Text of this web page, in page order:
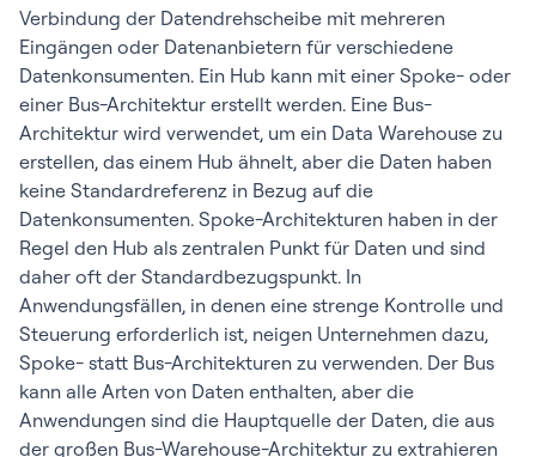
Verbindung der Datendrehscheibe mit mehreren
Eingängen oder Datenanbietern für verschiedene
Datenkonsumenten. Ein Hub kann mit einer Spoke- oder
einer Bus-Architektur erstellt werden. Eine Bus-
Architektur wird verwendet, um ein Data Warehouse zu
erstellen, das einem Hub ähnelt, aber die Daten haben
keine Standardreferenz in Bezug auf die
Datenkonsumenten. Spoke-Architekturen haben in der
Regel den Hub als zentralen Punkt für Daten und sind
daher oft der Standardbezugspunkt. In
Anwendungsfällen, in denen eine strenge Kontrolle und
Steuerung erforderlich ist, neigen Unternehmen dazu,
Spoke- statt Bus-Architekturen zu verwenden. Der Bus
kann alle Arten von Daten enthalten, aber die
Anwendungen sind die Hauptquelle der Daten, die aus
der großen Bus-Warehouse-Architektur zu extrahieren